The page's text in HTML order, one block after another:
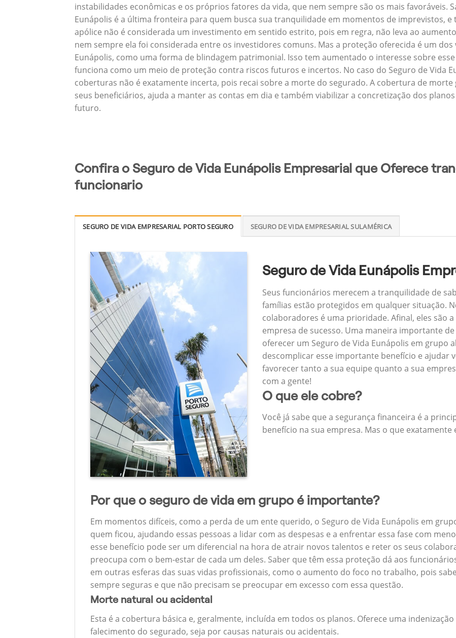
instabilidades econômicas e os próprios fatores da vida, que nem sempre são os mais favoráveis.
Eunápolis é a última fronteira para quem busca sua tranquilidade em momentos de imprevistos, e
apólice não é considerada um investimento em sentido estrito, pois em regra, não leva ao
nem sempre ela foi considerada entre os investidores comuns. Mas a proteção oferecida é um
Eunápolis, como uma forma de blindagem patrimonial. Isso tem aumentado o interesse sobre
funciona como um meio de proteção contra riscos futuros e incertos. No caso do Seguro de Vida
coberturas não é exatamente incerta, pois recai sobre a morte do segurado. A cobertura de
seus beneficiários, ajuda a manter as contas em dia e também viabilizar a concretização dos
futuro.
Confira o Seguro de Vida Eunápolis Empresarial que Oferece
funcionario
SEGURO DE VIDA EMPRESARIAL PORTO SEGURO SEGURO DE VIDA EMPRESARIAL SULAMÉRICA
Seguro de Vida Eunápolis
Seus funcionários merecem a tranquilidade de
famílias estão protegidos em qualquer situação.
colaboradores é uma prioridade. Afinal, eles são
empresa de sucesso. Uma maneira importante
oferecer um Seguro de Vida Eunápolis em grupo
descomplicar esse importante benefício e ajudar
favorecer tanto a sua equipe quanto a sua
com a gente!
O que ele cobre?
Você já sabe que a segurança financeira é a
benefício na sua empresa. Mas o que exatamente
Por que o seguro de vida em grupo é importante?
Em momentos difíceis, como a perda de um ente querido, o Seguro de Vida Eunápolis em
quem ficou, ajudando essas pessoas a lidar com as despesas e a enfrentar essa fase com
esse benefício pode ser um diferencial na hora de atrair novos talentos e reter os seus
preocupa com o bem-estar de cada um deles. Saber que têm essa proteção dá aos
em outras esferas das suas vidas profissionais, como o aumento do foco no trabalho, pois
sempre seguras e que não precisam se preocupar em excesso com essa questão.
Morte natural ou acidental
Esta é a cobertura básica e, geralmente, incluída em todos os planos. Oferece uma
falecimento do segurado, seja por causas naturais ou acidentais.